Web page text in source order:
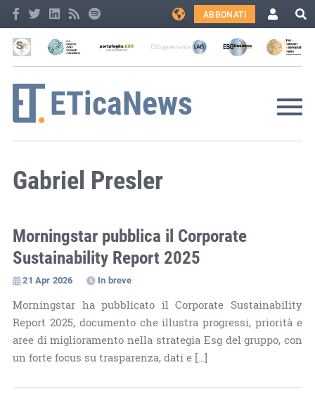
ABBONATI
Gabriel Presler
Morningstar pubblica il Corporate
Sustainability Report 2025
21 Apr 2026 In breve
Morningstar ha pubblicato il Corporate Sustainability
Report 2025, documento che illustra progressi, priorità e
aree di miglioramento nella strategia Esg del gruppo, con
un forte focus su trasparenza, dati e […]